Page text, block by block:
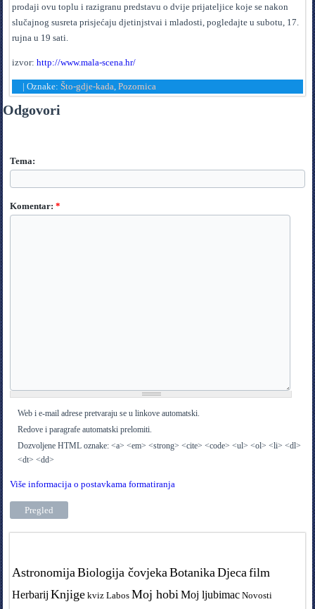
prodaji ovu toplu i razigranu predstavu o dvije prijateljice koje se nakon
slučajnog susreta prisjećaju djetinjstvai i mladosti, pogledajte u subotu, 17.
rujna u 19 sati.
izvor:http://www.mala-scena.hr/
|Oznake:Što-gdje-kada ,Pozornica
Odgovori
Tema:
Komentar:*
Web i e-mail adrese pretvaraju se u linkove automatski.
Redove i paragrafe automatski prelomiti.
Dozvoljene HTML oznake: <a> <em> <strong> <cite> <code> <ul> <ol> <li> <dl>
<dt> <dd>
Više informacija o postavkama formatiranja
Astronomija Biologija čovjeka Botanika Djeca film
Herbarij Knjige kviz Labos Moj hobi Moj ljubimac Novosti